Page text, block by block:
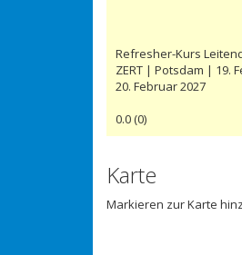
Refresher-Kurs
ZERT | Potsdam | 19.
20. Februar 2027
0.0(0)
Karte
Markieren zur Karte